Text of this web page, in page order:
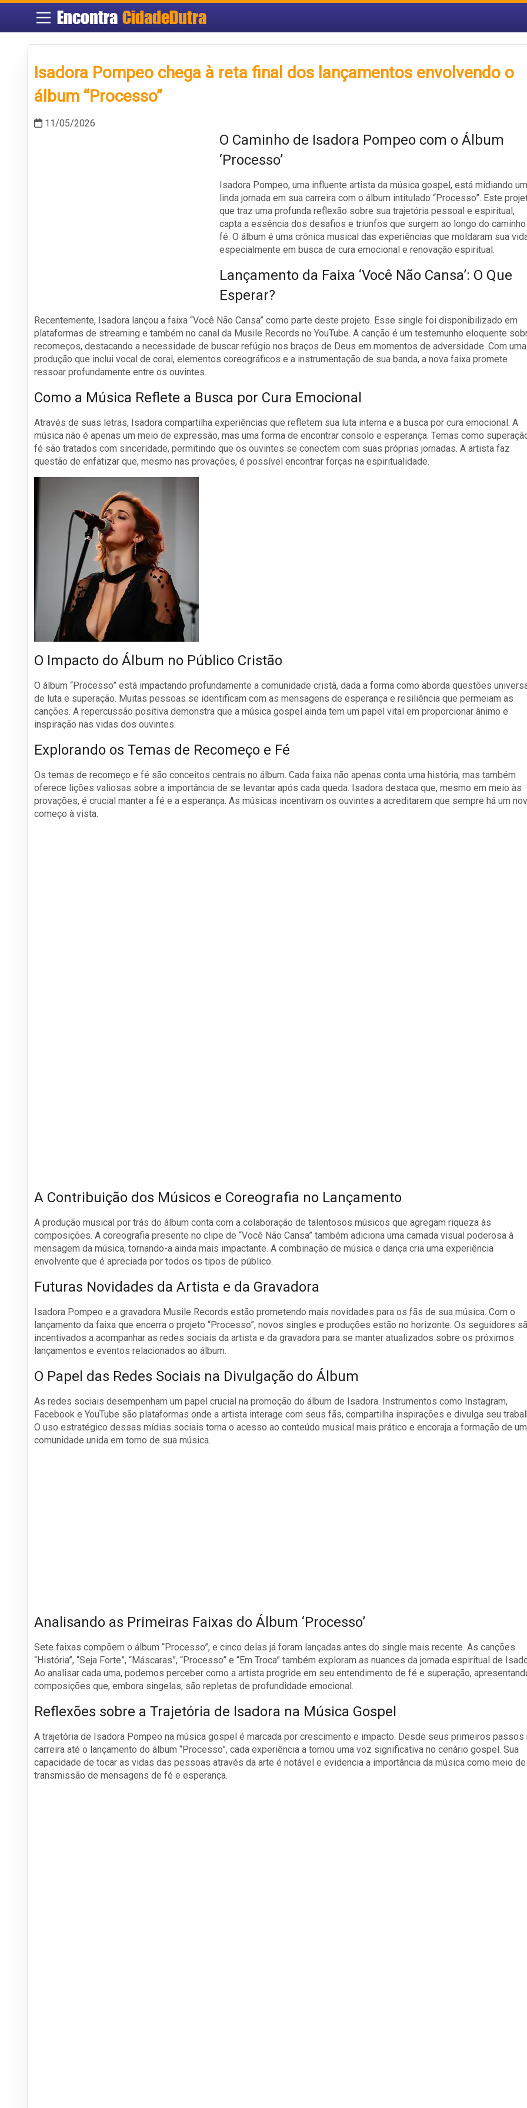
EncontraCidadeDutra
Isadora Pompeo chega à reta final dos lançamentos envolvendo o
álbum “Processo”
11/05/2026
O Caminho de Isadora Pompeo com o Álbum
‘Processo’
Isadora Pompeo, uma influente artista da música gospel, está midiando
linda jornada em sua carreira com o álbum intitulado “Processo”. Este
que traz uma profunda reflexão sobre sua trajetória pessoal e espiritual,
capta a essência dos desafios e triunfos que surgem ao longo do
fé. O álbum é uma crônica musical das experiências que moldaram sua
especialmente em busca de cura emocional e renovação espiritual.
Lançamento da Faixa ‘Você Não Cansa’: O Que
Esperar?
Recentemente, Isadora lançou a faixa “Você Não Cansa” como parte deste projeto. Esse single foi disponibilizado em
plataformas de streaming e também no canal da Musile Records no YouTube. A canção é um testemunho eloquente
recomeços, destacando a necessidade de buscar refúgio nos braços de Deus em momentos de adversidade. Com uma
produção que inclui vocal de coral, elementos coreográficos e a instrumentação de sua banda, a nova faixa promete
ressoar profundamente entre os ouvintes.
Como a Música Reflete a Busca por Cura Emocional
Através de suas letras, Isadora compartilha experiências que refletem sua luta interna e a busca por cura emocional. A
música não é apenas um meio de expressão, mas uma forma de encontrar consolo e esperança. Temas como
fé são tratados com sinceridade, permitindo que os ouvintes se conectem com suas próprias jornadas. A artista faz
questão de enfatizar que, mesmo nas provações, é possível encontrar forças na espiritualidade.
O Impacto do Álbum no Público Cristão
O álbum “Processo” está impactando profundamente a comunidade cristã, dada a forma como aborda questões
de luta e superação. Muitas pessoas se identificam com as mensagens de esperança e resiliência que permeiam as
canções. A repercussão positiva demonstra que a música gospel ainda tem um papel vital em proporcionar ânimo e
inspiração nas vidas dos ouvintes.
Explorando os Temas de Recomeço e Fé
Os temas de recomeço e fé são conceitos centrais no álbum. Cada faixa não apenas conta uma história, mas também
oferece lições valiosas sobre a importância de se levantar após cada queda. Isadora destaca que, mesmo em meio às
provações, é crucial manter a fé e a esperança. As músicas incentivam os ouvintes a acreditarem que sempre há um
começo à vista.
A Contribuição dos Músicos e Coreografia no Lançamento
A produção musical por trás do álbum conta com a colaboração de talentosos músicos que agregam riqueza às
composições. A coreografia presente no clipe de “Você Não Cansa” também adiciona uma camada visual poderosa à
mensagem da música, tornando-a ainda mais impactante. A combinação de música e dança cria uma experiência
envolvente que é apreciada por todos os tipos de público.
Futuras Novidades da Artista e da Gravadora
Isadora Pompeo e a gravadora Musile Records estão prometendo mais novidades para os fãs de sua música. Com o
lançamento da faixa que encerra o projeto “Processo”, novos singles e produções estão no horizonte. Os seguidores
incentivados a acompanhar as redes sociais da artista e da gravadora para se manter atualizados sobre os próximos
lançamentos e eventos relacionados ao álbum.
O Papel das Redes Sociais na Divulgação do Álbum
As redes sociais desempenham um papel crucial na promoção do álbum de Isadora. Instrumentos como Instagram,
Facebook e YouTube são plataformas onde a artista interage com seus fãs, compartilha inspirações e divulga seu
O uso estratégico dessas mídias sociais torna o acesso ao conteúdo musical mais prático e encoraja a formação de
comunidade unida em torno de sua música.
Analisando as Primeiras Faixas do Álbum ‘Processo’
Sete faixas compõem o álbum “Processo”, e cinco delas já foram lançadas antes do single mais recente. As canções
“História”, “Seja Forte”, “Máscaras”, “Processo” e “Em Troca” também exploram as nuances da jornada espiritual de
Ao analisar cada uma, podemos perceber como a artista progride em seu entendimento de fé e superação,
composições que, embora singelas, são repletas de profundidade emocional.
Reflexões sobre a Trajetória de Isadora na Música Gospel
A trajetória de Isadora Pompeo na música gospel é marcada por crescimento e impacto. Desde seus primeiros passos
carreira até o lançamento do álbum “Processo”, cada experiência a tornou uma voz significativa no cenário gospel. Sua
capacidade de tocar as vidas das pessoas através da arte é notável e evidencia a importância da música como meio de
transmissão de mensagens de fé e esperança.